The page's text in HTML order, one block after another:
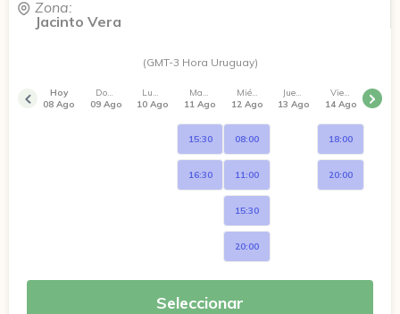
Zona:
Jacinto Vera
(GMT-3 Hora Uruguay)
Hoy
08 Ago
Domingo
09 Ago
Lunes
10 Ago
Martes
11 Ago
15:30
16:30
Miércoles
12 Ago
08:00
11:00
15:30
20:00
Jueves
13 Ago
Viernes
14 Ago
18:00
20:00
Seleccionar